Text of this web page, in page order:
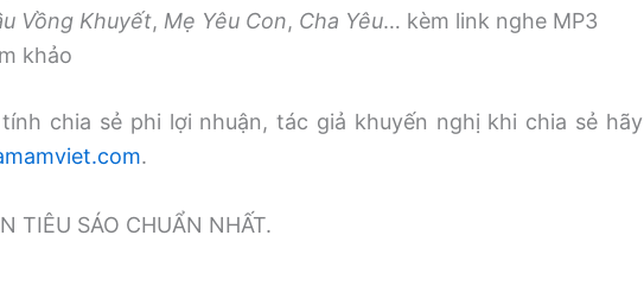
Vồng Khuyết, Mẹ Yêu Con, Cha Yêu… kèm link nghe MP3
khảo
chia sẻ phi lợi nhuận, tác giả khuyến nghị khi chia sẻ hãy
.
TIÊU SÁO CHUẨN NHẤT.